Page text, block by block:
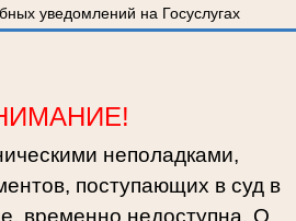
уведомлений на Госуслугах
неполадками,
поступающих в суд в
временно недоступна. О